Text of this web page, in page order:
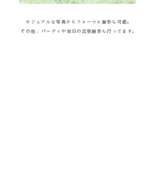
カジュアルな写真からフォーマル撮影も可能。
その他、パーティや当日の出張撮影も行ってます。